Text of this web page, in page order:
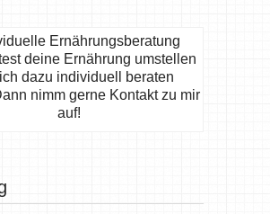
deine Ernährung umstellen
dazu individuell beraten
nimm gerne Kontakt zu mir
auf!